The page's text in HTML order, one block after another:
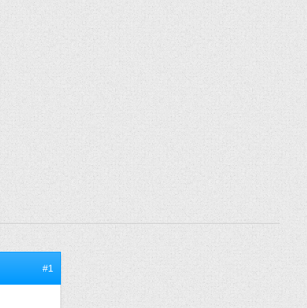
#1